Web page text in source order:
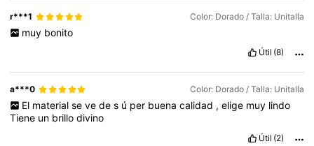
r***1 Color: Dorado / Talla: Unitalla
muy bonito
Útil (8)
a***0 Color: Dorado / Talla: Unitalla
El material se ve de s ú per buena calidad , elige muy lindo
Tiene un brillodivino
Útil (2)